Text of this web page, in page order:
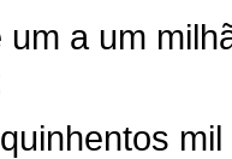
um a um